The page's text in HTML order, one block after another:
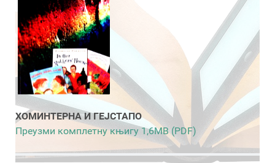
ХОМИНТЕРНА И ГЕЈСТАПО
Преузми комплетну књигу 1,6MB (PDF)